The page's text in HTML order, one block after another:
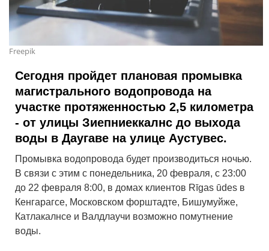
Freepik
Сегодня пройдет плановая промывка
магистрального водопровода на
участке протяженностью 2,5 километра
- от улицы Зиепниеккалнс до выхода
воды в Даугаве на улице Аустувес.
Промывка водопровода будет производиться ночью.
В связи с этим с понедельника, 20 февраля, с 23:00
до 22 февраля 8:00, в домах клиентов Rīgas ūdes в
Кенгарагсе, Московском форштадте, Бишумуйже,
Катлакалнсе и Валдлаучи возможно помутнение
воды.